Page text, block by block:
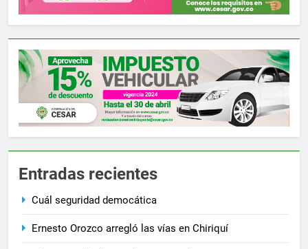
Entradas recientes
Cuál seguridad democática
Ernesto Orozco arregló las vías en Chiriquí